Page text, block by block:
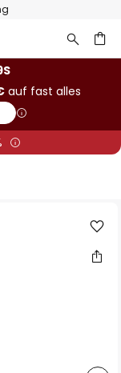
50 Tage kostenlose
auf fast alles